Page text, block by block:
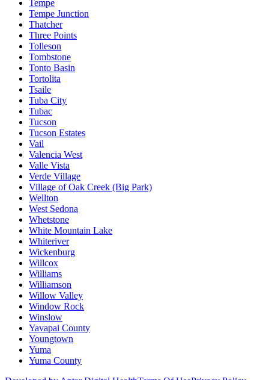
Tempe
Tempe Junction
Thatcher
Three Points
Tolleson
Tombstone
Tonto Basin
Tortolita
Tsaile
Tuba City
Tubac
Tucson
Tucson Estates
Vail
Valencia West
Valle Vista
Verde Village
Village of Oak Creek (Big Park)
Wellton
West Sedona
Whetstone
White Mountain Lake
Whiteriver
Wickenburg
Willcox
Williams
Williamson
Willow Valley
Window Rock
Winslow
Yavapai County
Youngtown
Yuma
Yuma County